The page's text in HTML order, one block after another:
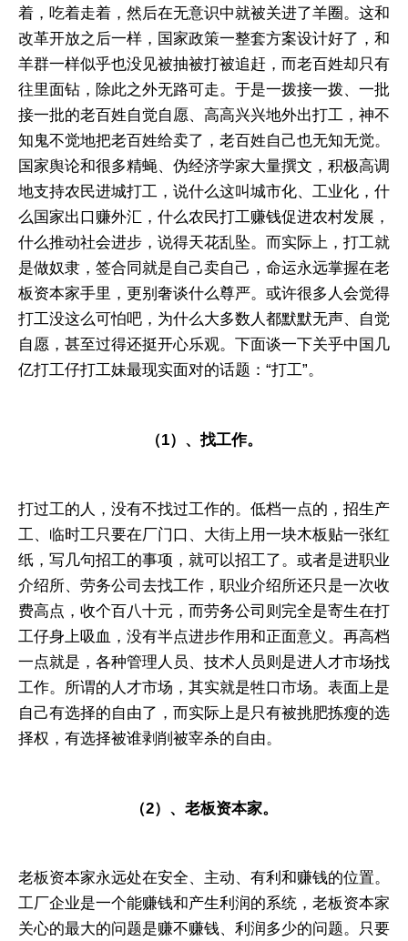
着，吃着走着，然后在无意识中就被关进了羊圈。这和
改革开放之后一样，国家政策一整套方案设计好了，和
羊群一样似乎也没见被抽被打被追赶，而老百姓却只有
往里面钻，除此之外无路可走。于是一拨接一拨、一批
接一批的老百姓自觉自愿、高高兴兴地外出打工，神不
知鬼不觉地把老百姓给卖了，老百姓自己也无知无觉。
国家舆论和很多精蝇、伪经济学家大量撰文，积极高调
地支持农民进城打工，说什么这叫城市化、工业化，什
么国家出口赚外汇，什么农民打工赚钱促进农村发展，
什么推动社会进步，说得天花乱坠。而实际上，打工就
是做奴隶，签合同就是自己卖自己，命运永远掌握在老
板资本家手里，更别奢谈什么尊严。或许很多人会觉得
打工没这么可怕吧，为什么大多数人都默默无声、自觉
自愿，甚至过得还挺开心乐观。下面谈一下关乎中国几
亿打工仔打工妹最现实面对的话题：“打工”。
（1）、找工作。
打过工的人，没有不找过工作的。低档一点的，招生产
工、临时工只要在厂门口、大街上用一块木板贴一张红
纸，写几句招工的事项，就可以招工了。或者是进职业
介绍所、劳务公司去找工作，职业介绍所还只是一次收
费高点，收个百八十元，而劳务公司则完全是寄生在打
工仔身上吸血，没有半点进步作用和正面意义。再高档
一点就是，各种管理人员、技术人员则是进人才市场找
工作。所谓的人才市场，其实就是牲口市场。表面上是
自己有选择的自由了，而实际上是只有被挑肥拣瘦的选
择权，有选择被谁剥削被宰杀的自由。
（2）、老板资本家。
老板资本家永远处在安全、主动、有利和赚钱的位置。
工厂企业是一个能赚钱和产生利润的系统，老板资本家
关心的最大的问题是赚不赚钱、利润多少的问题。只要